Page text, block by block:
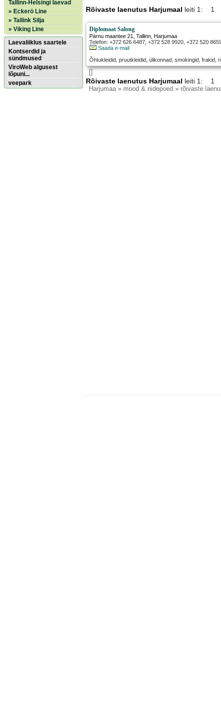
Tallinn-Helsingi laevad
» Eckerö Line
» Tallink Silja
» Viking Line
Laevaliiklus saartele
Kontserdid ja
sündmused
ViroWeb algusest
lõpuni...
veepark
Rõivaste laenutus Harjumaal leiti 1: 1
Diplomaat Salong
Pärnu maantee 21 ,Tallinn , Harjumaa
Telefon: +372 626 6487, +372 528 9920, +372 520
Saada e-mail
Õhtukleidid, pruutkleidid, ülikonnad, smokingid, frakid,
[]
Rõivaste laenutus Harjumaal leiti 1: 1
Harjumaa» mood & riidepoed » rõivaste